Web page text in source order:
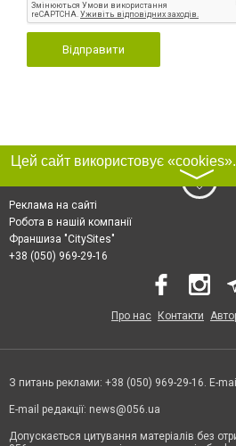
Відправити
〉
Реклама на сайті
Робота в нашій компанії
Франшиза "CitySites"
+38 (050) 969-29-16
Про нас Контакти
З питань реклами: +38 (050) 969-29-16. E-
E-mail редакції: news@056.ua
Допускається цитування матеріалів без